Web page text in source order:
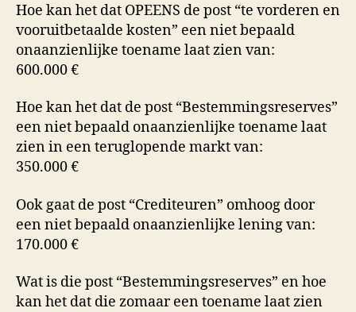
Hoe kan het dat OPEENS de post “te vorderen en
vooruitbetaalde kosten” een niet bepaald
onaanzienlijke toename laat zien van:
600.000 €
Hoe kan het dat de post “Bestemmingsreserves”
een niet bepaald onaanzienlijke toename laat
zien in een teruglopende markt van:
350.000 €
Ook gaat de post “Crediteuren” omhoog door
een niet bepaald onaanzienlijke lening van:
170.000 €
Wat is die post “Bestemmingsreserves” en hoe
kan het dat die zomaar een toename laat zien